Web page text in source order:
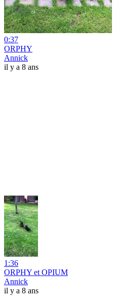
0:37
ORPHY
Annick
il y a 8 ans
1:36
ORPHY et OPIUM
Annick
il y a 8 ans